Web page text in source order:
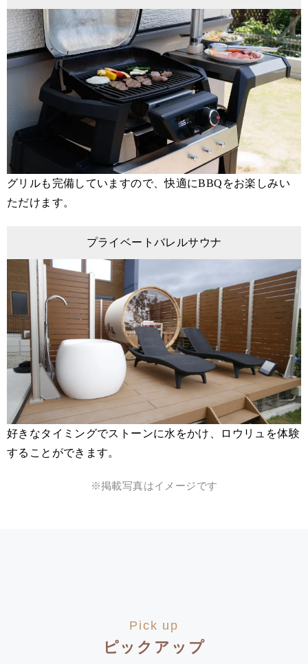
グリルも完備していますので、快適にBBQをお楽しみい
ただけます。
プライベートバレルサウナ
好きなタイミングでストーンに水をかけ、ロウリュを体験
することができます。
※掲載写真はイメージです
Pick up
ピックアップ